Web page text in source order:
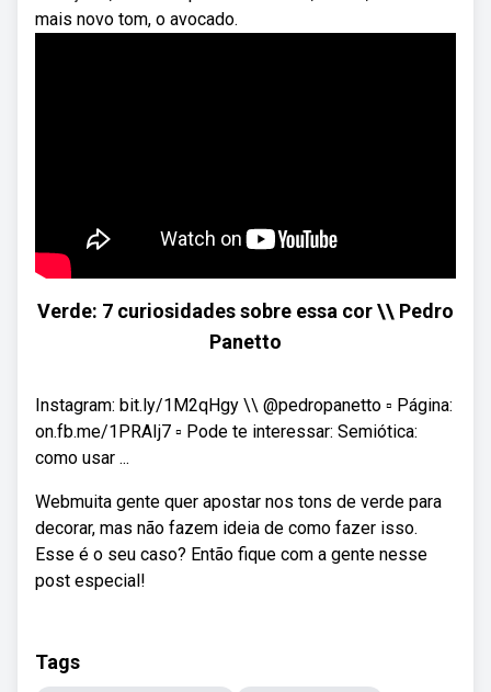
mais novo tom, o avocado.
Verde: 7 curiosidades sobre essa cor \\ Pedro
Panetto
Instagram: bit.ly/1M2qHgy \\ @pedropanetto ▫ Página:
on.fb.me/1PRAIj7 ▫ Pode te interessar: Semiótica:
como usar ...
Webmuita gente quer apostar nos tons de verde para
decorar, mas não fazem ideia de como fazer isso.
Esse é o seu caso? Então fique com a gente nesse
post especial!
Tags